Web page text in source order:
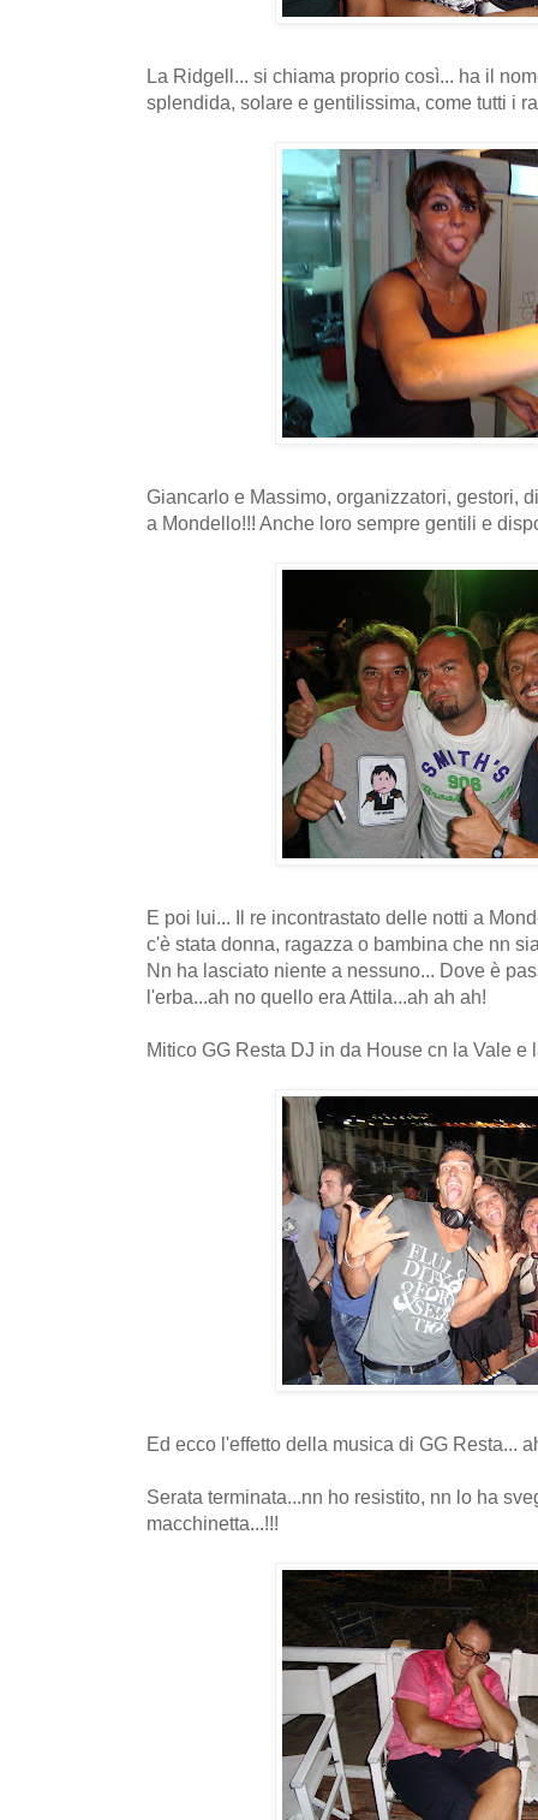
La Ridgell... si chiama proprio così... ha il
splendida, solare e gentilissima, come tutti i
Giancarlo e Massimo, organizzatori, gestori,
a Mondello!!! Anche loro sempre gentili e
E poi lui... Il re incontrastato delle notti a
c'è stata donna, ragazza o bambina che nn
Nn ha lasciato niente a nessuno... Dove è
l'erba...ah no quello era Attila...ah ah ah!
Mitico GG Resta DJ in da House cn la Vale e
Ed ecco l'effetto della musica di GG Resta...
Serata terminata...nn ho resistito, nn lo ha
macchinetta...!!!